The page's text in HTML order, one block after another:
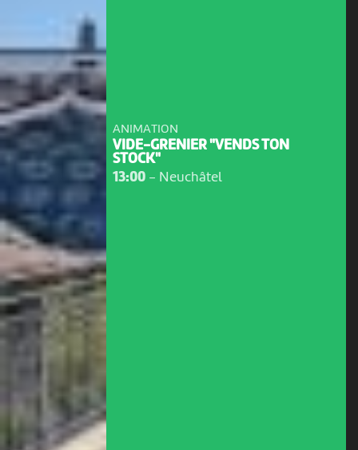
ANIMATION
VIDE-GRENIER "VENDS TON
STOCK"
13:00- Neuchâtel